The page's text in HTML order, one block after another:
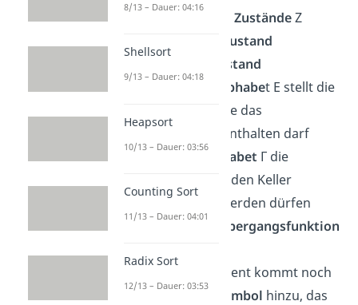
Menge der ZuständeZ
start
Startzustand
Endzustand
Eingabealphabet E stellt die
Zeichen dar, die das
Eingabewort enthalten darf
Kelleralphabet Γ die
Zeichen, die in den Keller
geschrieben werden dürfen
Zustandsübergangsfunktion
als neues Element kommt noch
Anfangssymbol hinzu, das
8/13 – Dauer: 04:16
Shellsort
9/13 – Dauer: 04:18
Heapsort
10/13 – Dauer: 03:56
Counting Sort
11/13 – Dauer: 04:01
Radix Sort
12/13 – Dauer: 03:53